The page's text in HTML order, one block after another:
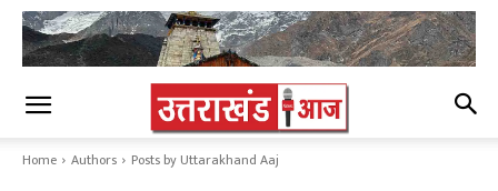
Home Authors Posts by Uttarakhand Aaj